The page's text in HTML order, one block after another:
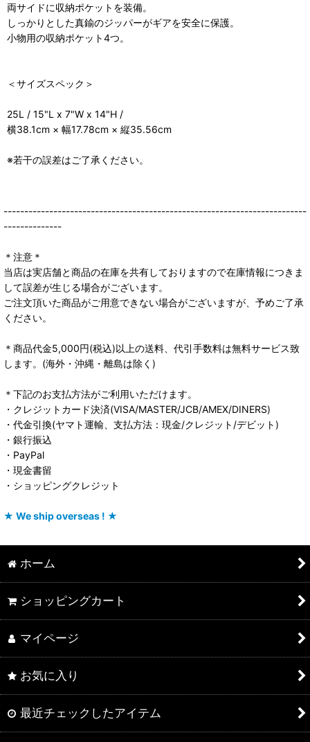
両サイドに収納ポケットを装備。
しっかりとした真鍮のジッパーがギアを安全に保護。
小物用の収納ポケット4つ。
＜サイズスペック＞
25L / 15"L x 7"W x 14"H /
横38.1cm × 幅17.78cm × 縦35.56cm
※若干の誤差はご了承ください。
-------------------------------------------------------------------------
--------------
＊注意＊
当店は実店舗と商品の在庫を共有しておりますので在庫情報につきま
して誤差が生じる場合がございます。
ご注文頂いた商品がご用意できない場合がございますが、予めご了承
ください。
＊商品代金5,000円(税込)以上の送料、代引手数料は無料サービス致
します。(海外・沖縄・離島は除く)
＊下記のお支払方法がご利用いただけます。
・クレジットカード決済(VISA/MASTER/JCB/AMEX/DINERS)
・代金引換(ヤマト運輸、支払方法：現金/クレジット/デビット)
・銀行振込
・PayPal
・現金書留
・ショッピングクレジット
★ We ship overseas ! ★
ホーム
ショッピングカート
マイページ
お気に入り
最近チェックしたアイテム